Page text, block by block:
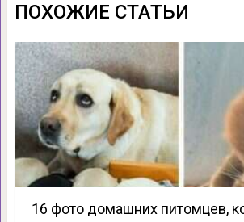
ПОХОЖИЕ СТАТЬИ
16 фото домашних питомцев,